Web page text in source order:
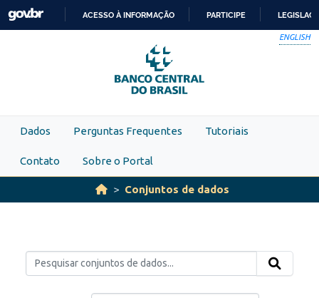
Skip to main content
PARA
O
CONTEÚDO
ACESSO À INFORMAÇÃO PARTICIPE
ENGLISH
Dados Perguntas Frequentes Tutoriais
Contato Sobre o Portal
Conjuntos de dados